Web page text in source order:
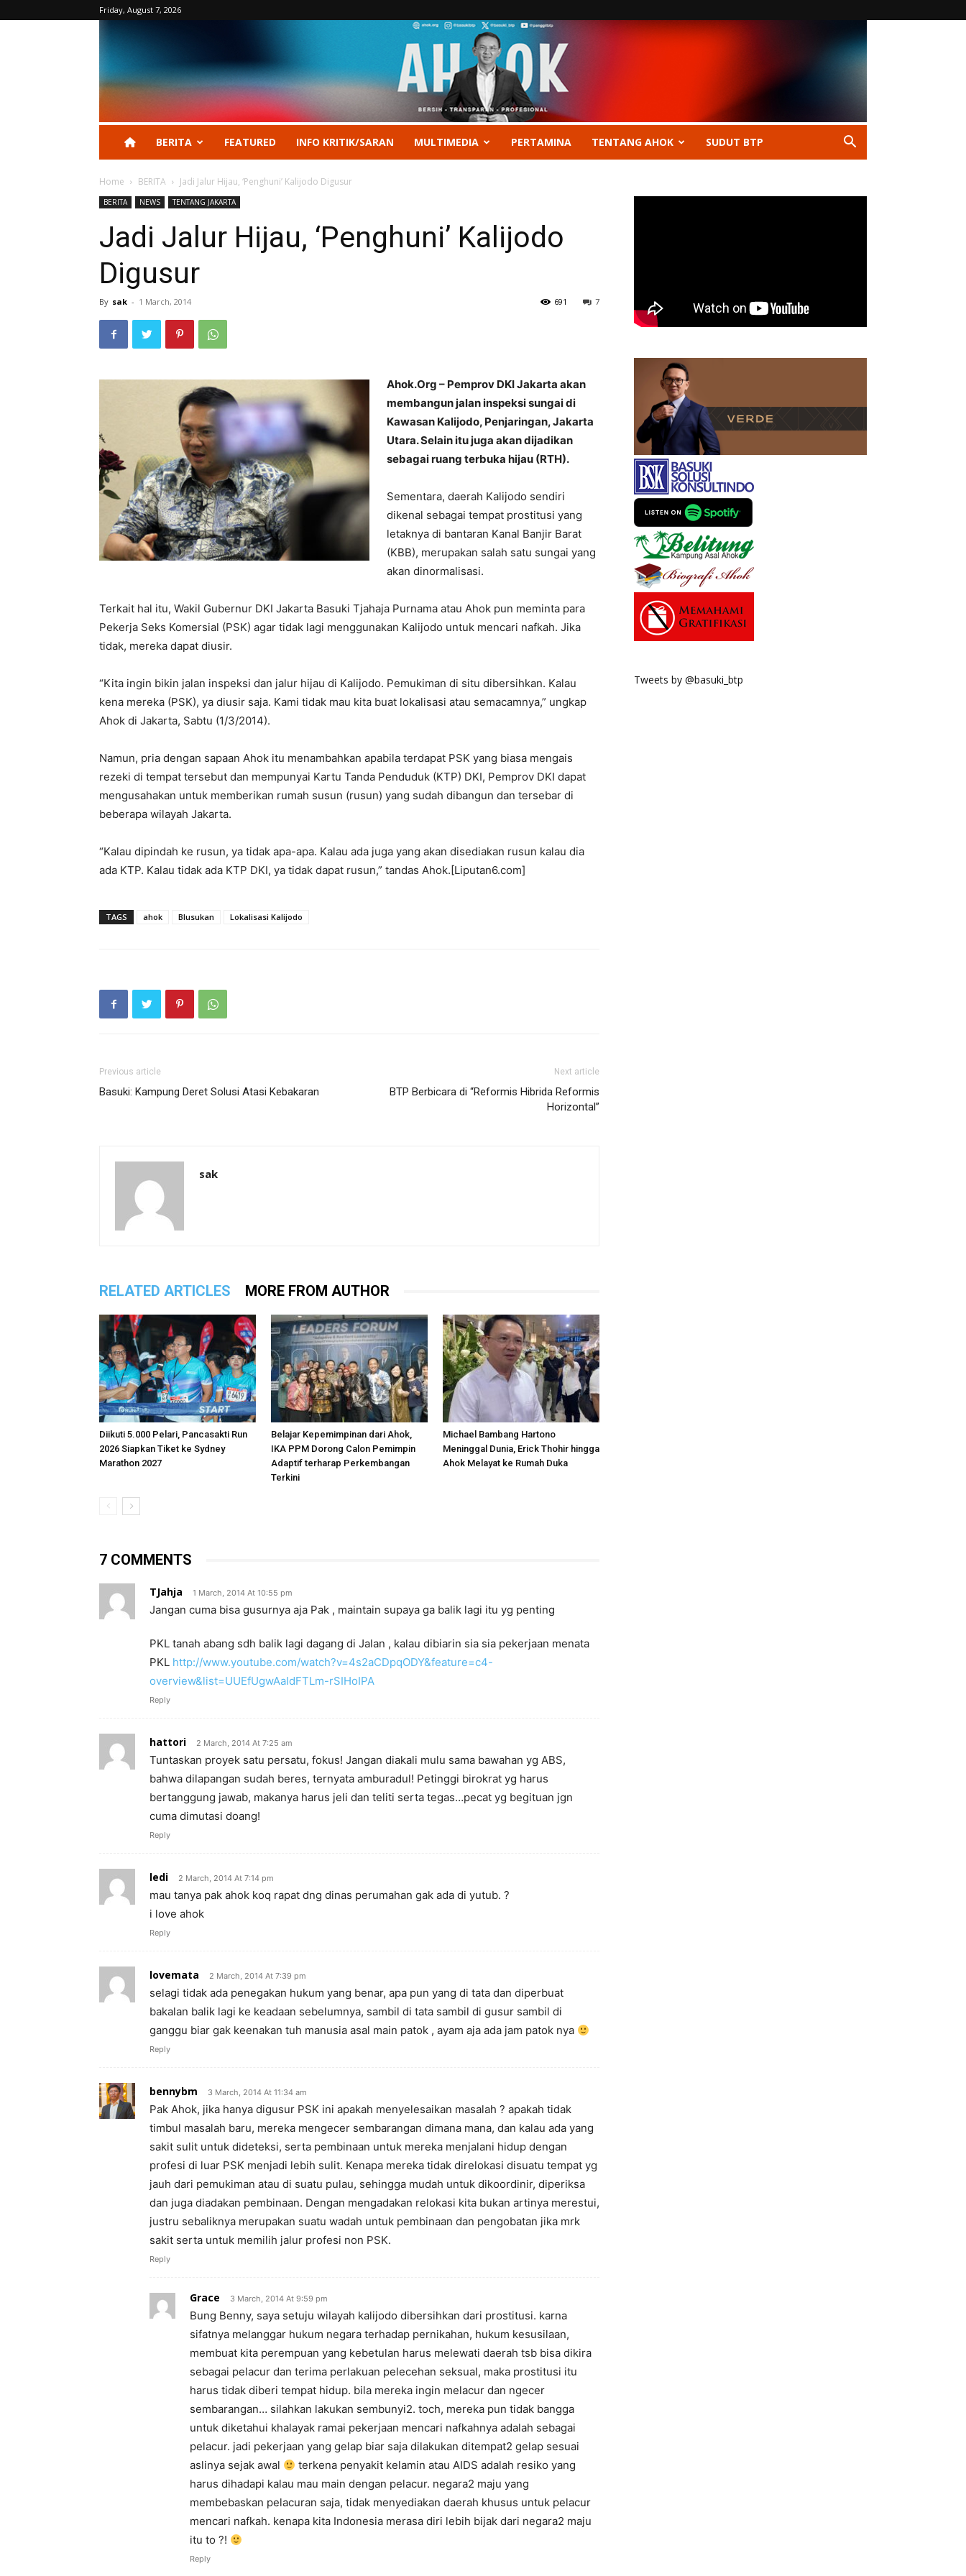
Friday, August 7, 2026
BERITA FEATURED INFO KRITIK/SARAN MULTIMEDIA PERTAMINA TENTANG AHOK SUDUT BTP
Home BERITA Jadi Jalur Hijau, ‘Penghuni’ Kalijodo Digusur
BERITA NEWS TENTANG JAKARTA
Jadi Jalur Hijau, ‘Penghuni’ Kalijodo
Digusur
By sak - 1 March, 2014 7
691
Ahok.Org – Pemprov DKI Jakarta akan
membangun jalan inspeksi sungai di
Kawasan Kalijodo, Penjaringan, Jakarta
Utara. Selain itu juga akan dijadikan
sebagai ruang terbuka hijau (RTH).
Sementara, daerah Kalijodo sendiri
dikenal sebagai tempat prostitusi yang
letaknya di bantaran Kanal Banjir Barat
(KBB), merupakan salah satu sungai yang
akan dinormalisasi.
Terkait hal itu, Wakil Gubernur DKI Jakarta Basuki Tjahaja Purnama atau Ahok pun meminta para
Pekerja Seks Komersial (PSK) agar tidak lagi menggunakan Kalijodo untuk mencari nafkah. Jika
tidak, mereka dapat diusir.
“Kita ingin bikin jalan inspeksi dan jalur hijau di Kalijodo. Pemukiman di situ dibersihkan. Kalau
kena mereka (PSK), ya diusir saja. Kami tidak mau kita buat lokalisasi atau semacamnya,” ungkap
Ahok di Jakarta, Sabtu (1/3/2014).
Namun, pria dengan sapaan Ahok itu menambahkan apabila terdapat PSK yang biasa mengais
rezeki di tempat tersebut dan mempunyai Kartu Tanda Penduduk (KTP) DKI, Pemprov DKI dapat
mengusahakan untuk memberikan rumah susun (rusun) yang sudah dibangun dan tersebar di
beberapa wilayah Jakarta.
“Kalau dipindah ke rusun, ya tidak apa-apa. Kalau ada juga yang akan disediakan rusun kalau dia
ada KTP. Kalau tidak ada KTP DKI, ya tidak dapat rusun,” tandas Ahok.[Liputan6.com]
TAGS ahok Blusukan Lokalisasi Kalijodo
Previous article
Basuki: Kampung Deret Solusi Atasi Kebakaran
Next article
BTP Berbicara di “Reformis Hibrida Reformis
Horizontal”
sak
RELATED ARTICLES MORE FROM AUTHOR
Diikuti 5.000 Pelari, Pancasakti Run
2026 Siapkan Tiket ke Sydney
Marathon 2027
Belajar Kepemimpinan dari Ahok,
IKA PPM Dorong Calon Pemimpin
Adaptif terharap Perkembangan
Terkini
Michael Bambang Hartono
Meninggal Dunia, Erick Thohir hingga
Ahok Melayat ke Rumah Duka
7 COMMENTS
TJahja 1 March, 2014 At 10:55 pm
Jangan cuma bisa gusurnya aja Pak , maintain supaya ga balik lagi itu yg penting
PKL tanah abang sdh balik lagi dagang di Jalan , kalau dibiarin sia sia pekerjaan menata
PKL http://www.youtube.com/watch?v=4s2aCDpqODY&feature=c4-
overview&list=UUEfUgwAaIdFTLm-rSIHoIPA
Reply
hattori 2 March, 2014 At 7:25 am
Tuntaskan proyek satu persatu, fokus! Jangan diakali mulu sama bawahan yg ABS,
bahwa dilapangan sudah beres, ternyata amburadul! Petinggi birokrat yg harus
bertanggung jawab, makanya harus jeli dan teliti serta tegas…pecat yg begituan jgn
cuma dimutasi doang!
Reply
ledi 2 March, 2014 At 7:14 pm
mau tanya pak ahok koq rapat dng dinas perumahan gak ada di yutub. ?
i love ahok
Reply
lovemata 2 March, 2014 At 7:39 pm
selagi tidak ada penegakan hukum yang benar, apa pun yang di tata dan diperbuat
bakalan balik lagi ke keadaan sebelumnya, sambil di tata sambil di gusur sambil di
ganggu biar gak keenakan tuh manusia asal main patok , ayam aja ada jam patok nya
Reply
bennybm 3 March, 2014 At 11:34 am
Pak Ahok, jika hanya digusur PSK ini apakah menyelesaikan masalah ? apakah tidak
timbul masalah baru, mereka mengecer sembarangan dimana mana, dan kalau ada yang
sakit sulit untuk dideteksi, serta pembinaan untuk mereka menjalani hidup dengan
profesi di luar PSK menjadi lebih sulit. Kenapa mereka tidak direlokasi disuatu tempat yg
jauh dari pemukiman atau di suatu pulau, sehingga mudah untuk dikoordinir, diperiksa
dan juga diadakan pembinaan. Dengan mengadakan relokasi kita bukan artinya merestui,
justru sebaliknya merupakan suatu wadah untuk pembinaan dan pengobatan jika mrk
sakit serta untuk memilih jalur profesi non PSK.
Reply
Grace 3 March, 2014 At 9:59 pm
Bung Benny, saya setuju wilayah kalijodo dibersihkan dari prostitusi. karna
sifatnya melanggar hukum negara terhadap pernikahan, hukum kesusilaan,
membuat kita perempuan yang kebetulan harus melewati daerah tsb bisa dikira
sebagai pelacur dan terima perlakuan pelecehan seksual, maka prostitusi itu
harus tidak diberi tempat hidup. bila mereka ingin melacur dan ngecer
sembarangan… silahkan lakukan sembunyi2. toch, mereka pun tidak bangga
untuk diketahui khalayak ramai pekerjaan mencari nafkahnya adalah sebagai
pelacur. jadi pekerjaan yang gelap biar saja dilakukan ditempat2 gelap sesuai
aslinya sejak awal
terkena penyakit kelamin atau AIDS adalah resiko yang
harus dihadapi kalau mau main dengan pelacur. negara2 maju yang
membebaskan pelacuran saja, tidak menyediakan daerah khusus untuk pelacur
mencari nafkah. kenapa kita Indonesia merasa diri lebih bijak dari negara2 maju
itu to ?!
Reply
Tweets by @basuki_btp